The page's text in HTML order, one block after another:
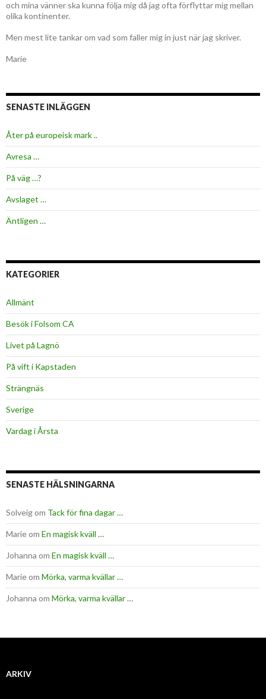
och mina vänner ska kunna följa mig då jag ofta förflyttar mig mellan
olika kontinenter.
Men mest lite tankar om vad som faller mig in just när jag skriver.
Marie
SENASTE INLÄGGEN
Åter på europeisk mark ..
Avresa …
På väg …?
Avslaget …
Äntligen …
KATEGORIER
Allmänt
Besök i Folsom CA
Livet på Lagnö
På vift i Kapstaden
Strängnäs
Sverige
Vardag i Årsta
SENASTE HÄLSNINGARNA
Solveigom Tack för fina dagar …
Marieom En magisk kväll …
Johanna om En magisk kväll …
Marieom Mörka, varma kvällar …
Johanna om Mörka, varma kvällar …
ARKIV